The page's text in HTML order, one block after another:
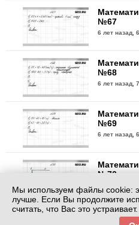
№67
6 лет назад,
№68
6 лет назад,
№69
6 лет назад,
№70
Мы используем файлы cookie:
лучше. Если Вы продолжите
считать, что Вас это устраивает.